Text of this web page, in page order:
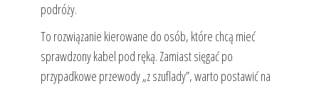
podróży.
To rozwiązanie kierowane do osób, które chcą mieć
sprawdzony kabel pod ręką. Zamiast sięgać po
przypadkowe przewody „z szuflady”, warto postawić na